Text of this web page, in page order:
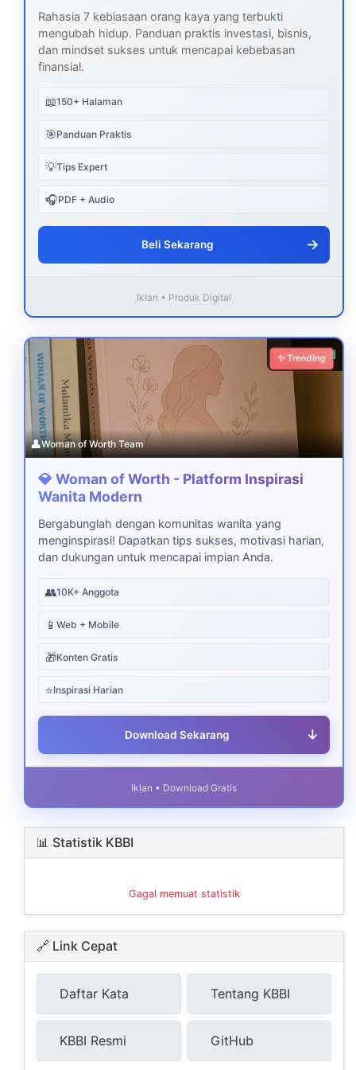
Rahasia 7 kebiasaan orang kaya yang terbukti
mengubah hidup. Panduan praktis investasi, bisnis,
dan mindset sukses untuk mencapai kebebasan
finansial.
📖150+ Halaman
🎯Panduan Praktis
💡Tips Expert
🎧PDF + Audio
Beli Sekarang →
Iklan • Produk Digital
Download
✨ Trending
👤Woman of Worth Team
💎 Woman of Worth - Platform Inspirasi
Wanita Modern
Bergabunglah dengan komunitas wanita yang
menginspirasi! Dapatkan tips sukses, motivasi harian,
dan dukungan untuk mencapai impian Anda.
👥10K+ Anggota
📱 Web + Mobile
🎁Konten Gratis
⭐Inspirasi Harian
Download Sekarang ↓
Iklan • Download Gratis
📊 Statistik KBBI
Gagal memuat statistik
🔗 Link Cepat
Daftar Kata Tentang KBBI
KBBI Resmi GitHub